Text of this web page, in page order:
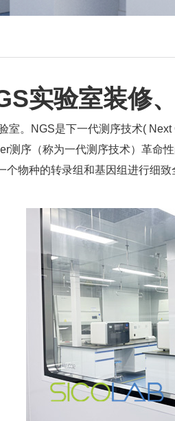
实验室装修
室。NGS是下一代测序技术(
测序（称为一代测序技术）革命
个物种的转录组和基因组进行细